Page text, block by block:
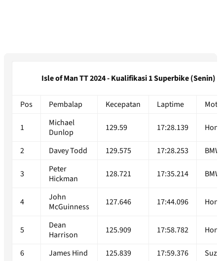
Isle of Man TT 2024 - Kualifikasi 1 Superbike (Senin)
Pos Pembalap Kecepatan Laptime
1
Michael
Dunlop
129.59 17:28.139
2 Davey Todd 129.575 17:28.253 BMW
3
Peter
Hickman
128.721 17:35.214 BMW
4
John
McGuinness
127.646 17:44.096
5
Dean
Harrison
125.909 17:58.782
6 James Hind 125.839 17:59.376